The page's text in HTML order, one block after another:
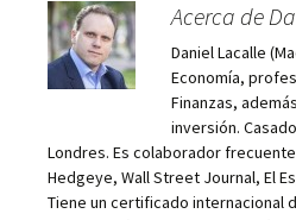
Acerca de
Daniel Lacalle
Economía,
Finanzas,
inversión.
Londres. Es colaborador
Hedgeye, Wall Street Journal, El
Tiene un certificado internacional